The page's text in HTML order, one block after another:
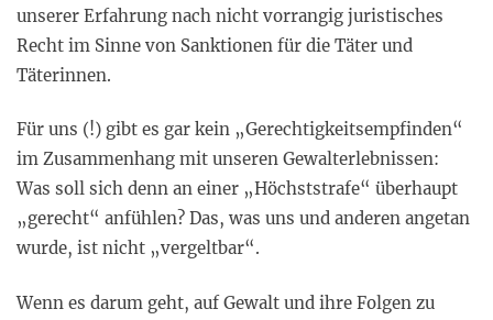
unserer Erfahrung nach nicht vorrangig juristisches
Recht im Sinne von Sanktionen für die Täter und
Täterinnen.
Für uns (!) gibt es gar kein „Gerechtigkeitsempfinden“
im Zusammenhang mit unseren Gewalterlebnissen:
Was soll sich denn an einer „Höchststrafe“ überhaupt
„gerecht“ anfühlen? Das, was uns und anderen angetan
wurde, ist nicht „vergeltbar“.
Wenn es darum geht, auf Gewalt und ihre Folgen zu